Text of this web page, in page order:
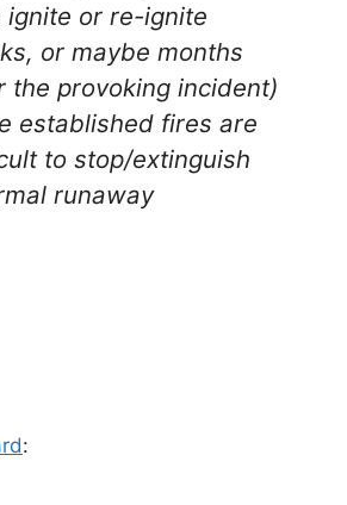
ignite or re-ignite
or maybe months
the provoking incident)
established fires are
to stop/extinguish
runaway
: